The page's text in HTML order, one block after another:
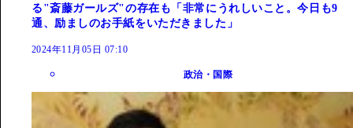
る"斎藤ガールズ"の存在も「非常にうれしいこと。今日も9
通、励ましのお手紙をいただきました」
2024年11月05日 07:10
政治・国際